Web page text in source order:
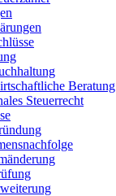
Beratung
Steuerrecht